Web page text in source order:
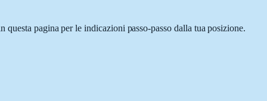
pagina per le indicazioni passo-passo dalla tua posizione.